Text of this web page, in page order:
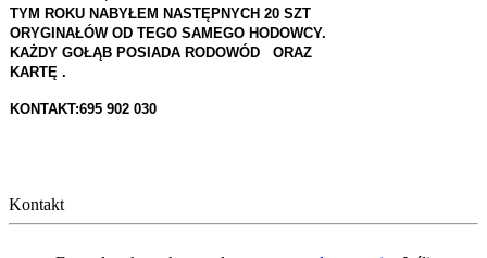
TYM ROKU NABYŁEM NASTĘPNYCH 20 SZT
ORYGINAŁÓW OD TEGO SAMEGO HODOWCY.
KAŻDY GOŁĄB POSIADA RODOWÓD ORAZ
KARTĘ .
KONTAKT:695 902 030
Kontakt